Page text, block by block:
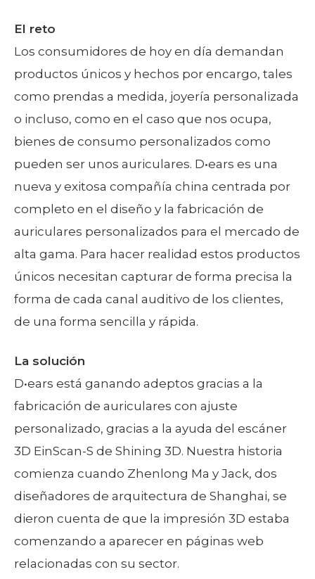
El reto
Los consumidores de hoy en día demandan
productos únicos y hechos por encargo, tales
como prendas a medida, joyería personalizada
o incluso, como en el caso que nos ocupa,
bienes de consumo personalizados como
pueden ser unos auriculares. D•ears es una
nueva y exitosa compañía china centrada por
completo en el diseño y la fabricación de
auriculares personalizados para el mercado de
alta gama. Para hacer realidad estos productos
únicos necesitan capturar de forma precisa la
forma de cada canal auditivo de los clientes,
de una forma sencilla y rápida.
La solución
D•ears está ganando adeptos gracias a la
fabricación de auriculares con ajuste
personalizado, gracias a la ayuda del escáner
3D EinScan-S de Shining 3D. Nuestra historia
comienza cuando Zhenlong Ma y Jack, dos
diseñadores de arquitectura de Shanghai, se
dieron cuenta de que la impresión 3D estaba
comenzando a aparecer en páginas web
relacionadas con su sector.